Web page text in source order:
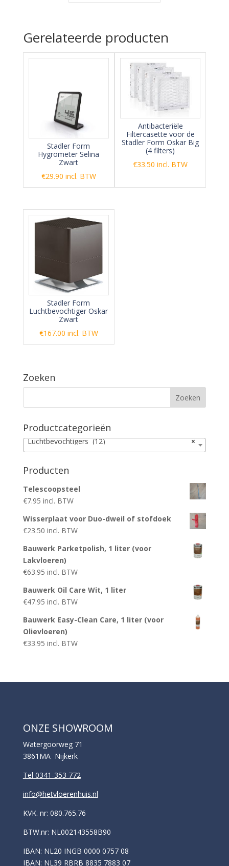
Gerelateerde producten
Stadler Form
Hygrometer Selina
Zwart
€29.90 incl. BTW
Antibacteriële
Filtercasette voor de
Stadler Form Oskar Big
(4 filters)
€33.50 incl. BTW
Stadler Form
Luchtbevochtiger Oskar
Zwart
€167.00 incl. BTW
Zoeken
Productcategorieën
×
Luchtbevochtigers (12)
Producten
Telescoopsteel
€7.95 incl. BTW
Wisserplaat voor Duo-dweil of stofdoek
€23.50 incl. BTW
Bauwerk Parketpolish, 1 liter (voor
Lakvloeren)
€63.95 incl. BTW
Bauwerk Oil Care Wit, 1 liter
€47.95 incl. BTW
Bauwerk Easy-Clean Care, 1 liter (voor
Olievloeren)
€33.95 incl. BTW
ONZE SHOWROOM
Watergoorweg 71
3861MA Nijkerk
Tel 0341-353 772
info@hetvloerenhuis.nl
KVK. nr: 080.765.76
BTW.nr: NL002143558B90
IBAN: NL20 INGB 0000 0757 08
IBAN: NL39 RBRB 8835 7883 07